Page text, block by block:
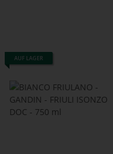
AUF LAGER